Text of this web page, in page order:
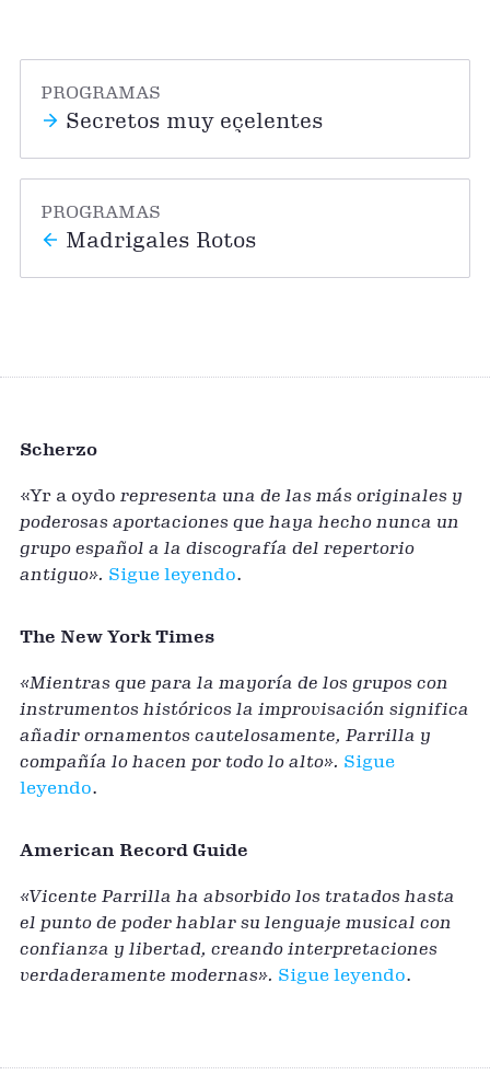
PROGRAMAS
Secretos muy eçelentes
PROGRAMAS
Madrigales Rotos
Scherzo
«Yr a oydo representa una de las más originales y
poderosas aportaciones que haya hecho nunca un
grupo español a la discografía del repertorio
antiguo». Sigue leyendo.
The New York Times
«Mientras que para la mayoría de los grupos con
instrumentos históricos la improvisación significa
añadir ornamentos cautelosamente, Parrilla y
compañía lo hacen por todo lo alto». Sigue
leyendo.
American Record Guide
«Vicente Parrilla ha absorbido los tratados hasta
el punto de poder hablar su lenguaje musical con
confianza y libertad, creando interpretaciones
verdaderamente modernas». Sigue leyendo.